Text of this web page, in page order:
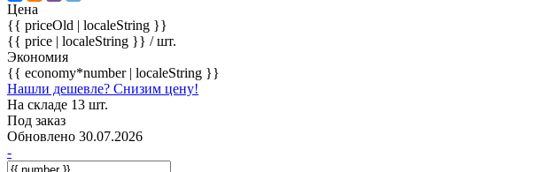
Цена
{{ priceOld | localeString }}
{{ price | localeString }} / шт.
Экономия
{{ economy*number | localeString }}
Нашли дешевле? Снизим цену!
На складе 13 шт.
Под заказ
Обновлено 30.07.2026
-